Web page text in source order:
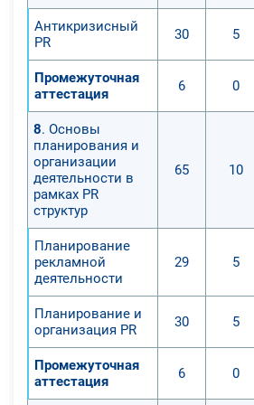
Антикризисный
PR
30 5
Промежуточная
аттестация
6 0
8. Основы
планирования и
организации
деятельности в
рамках PR
структур
65 10
Планирование
рекламной
деятельности
29 5
Планирование и
организация PR
30 5
Промежуточная
аттестация
6 0